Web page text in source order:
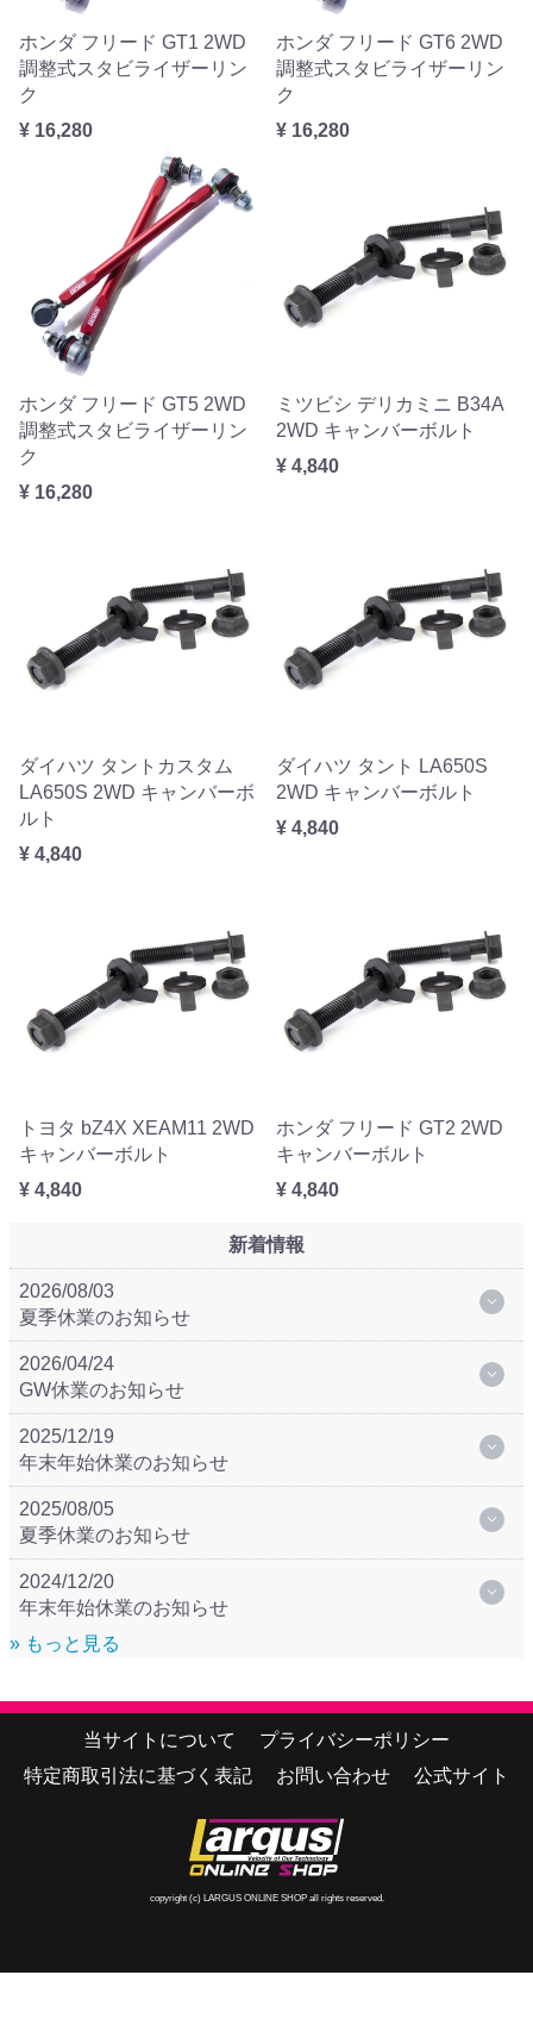
ホンダ フリード GT1 2WD
調整式スタビライザーリン
ク
¥ 16,280
ホンダ フリード GT6 2WD
調整式スタビライザーリン
ク
¥ 16,280
ホンダ フリード GT5 2WD
調整式スタビライザーリン
ク
¥ 16,280
ミツビシ デリカミニ B34A
2WD キャンバーボルト
¥ 4,840
ダイハツ タントカスタム
LA650S 2WD キャンバーボ
ルト
¥ 4,840
ダイハツ タント LA650S
2WD キャンバーボルト
¥ 4,840
トヨタ bZ4X XEAM11 2WD
キャンバーボルト
¥ 4,840
ホンダ フリード GT2 2WD
キャンバーボルト
¥ 4,840
新着情報
2026/08/03
夏季休業のお知らせ
2026/04/24
GW休業のお知らせ
2025/12/19
年末年始休業のお知らせ
2025/08/05
夏季休業のお知らせ
2024/12/20
年末年始休業のお知らせ
» もっと見る
当サイトについて
プライバシーポリシー
特定商取引法に基づく表記
お問い合わせ 公式サイト
copyright (c) LARGUS ONLINE SHOP all rights reserved.